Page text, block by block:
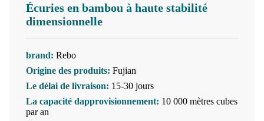
Écuries en bambou à haute stabilité
dimensionnelle
brand: Rebo
Origine des produits: Fujian
Le délai de livraison: 15-30 jours
La capacité dapprovisionnement: 10 000 mètres cubes
par an